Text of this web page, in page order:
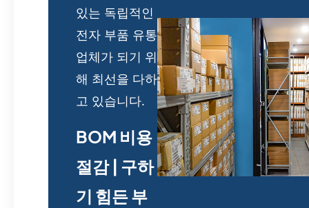
있는 독립적인
전자 부품 유통
업체가 되기 위
해 최선을 다하
고 있습니다.
BOM 비용
절감 | 구하
기 힘든 부